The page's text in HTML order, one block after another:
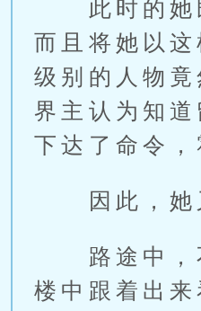
此时的她既
而且将她以
级别的人物
界主认为知
下达了命令，
因此，她又
路途中，不
楼中跟着出